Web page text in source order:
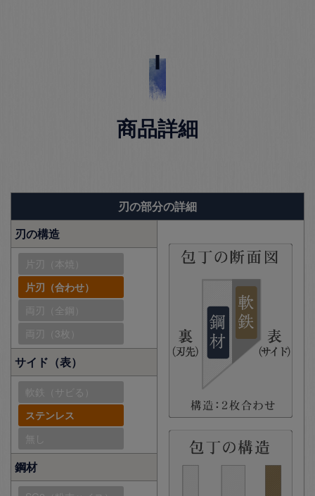
商品詳細
刃の部分の詳細
刃の構造
片刃（本焼）
片刃（合わせ）
両刃（全鋼）
両刃（3枚）
サイド（表）
軟鉄（サビる）
ステンレス
無し
鋼材